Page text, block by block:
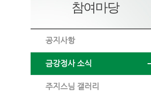
참여마당
공지사항
금강정사 소식
주지스님 갤러리